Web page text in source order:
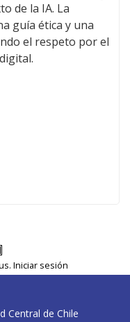
de la IA. La
guía ética y una
el respeto por el
Iniciar sesión
Central de Chile